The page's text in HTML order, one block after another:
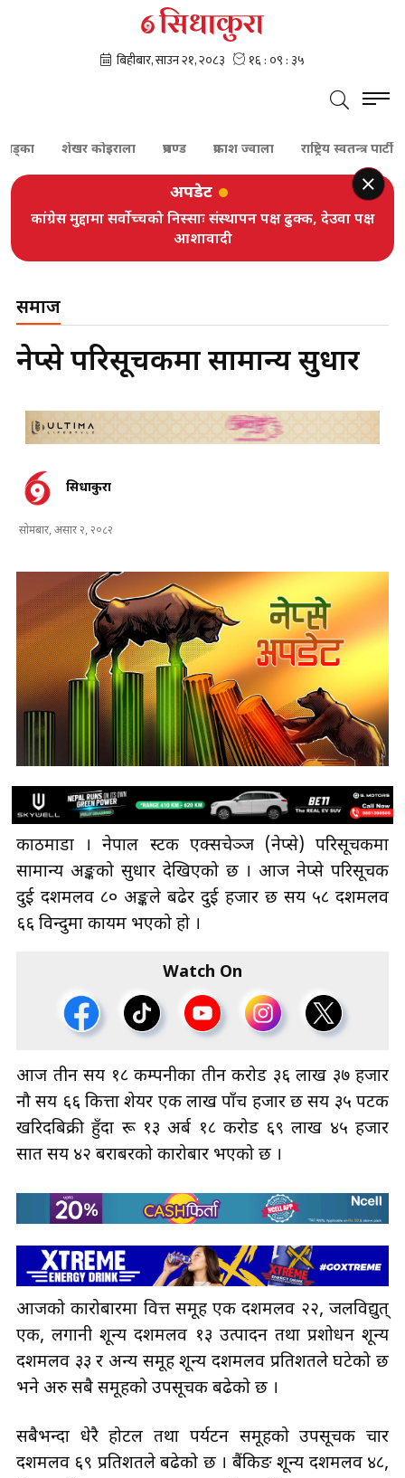
शेखर कोइराला प्रचण्ड प्रकाश ज्वाला राष्ट्रिय स्वतन्त्र पार्टी
अपडेट
कांग्रेस मुद्दामा सर्वोच्चको निस्साः संस्थापन पक्ष ढुक्क, देउवा पक्ष
आशावादी
समाज
नेप्से परिसूचकमा सामान्य सुधार
सिधाकुरा
सोमबार, असार २, २०८२
काठमाडौँ । नेपाल स्टक एक्सचेञ्ज (नेप्से) परिसूचकमा
सामान्य अङ्कको सुधार देखिएको छ । आज नेप्से परिसूचक
दुई दशमलव ८० अङ्कले बढेर दुई हजार छ सय ५८ दशमलव
६६ विन्दुमा कायम भएको हो ।
Watch On
आज तीन सय १८ कम्पनीका तीन करोड ३६ लाख ३७ हजार
नौ सय ६६ कित्ता शेयर एक लाख पाँच हजार छ सय ३५ पटक
खरिदबिक्री हुँदा रू १३ अर्ब १८ करोड ६९ लाख ४५ हजार
सात सय ४२ बराबरको कारोबार भएको छ ।
आजको कारोबारमा वित्त समूह एक दशमलव २२, जलविद्युत्
एक, लगानी शून्य दशमलव १३ उत्पादन तथा प्रशोधन शून्य
दशमलव ३३ र अन्य समूह शून्य दशमलव प्रतिशतले घटेको छ
भने अरु सबै समूहको उपसूचक बढेको छ ।
सबैभन्दा धेरै होटल तथा पर्यटन समूहको उपसूचक चार
दशमलव ६९ प्रतिशतले बढेको छ । बैंकिङ शून्य दशमलव ४८,